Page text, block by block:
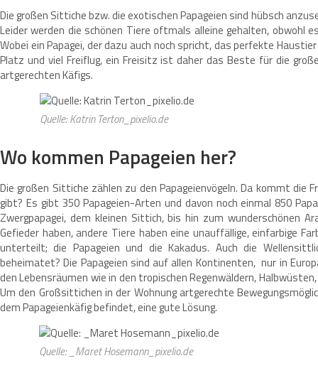
Die großen Sittiche bzw. die exotischen Papageien sind hübsch
Leider werden die schönen Tiere oftmals alleine gehalten, obwohl
Wobei ein Papagei, der dazu auch noch spricht, das perfekte
Platz und viel Freiflug, ein Freisitz ist daher das Beste für die
artgerechten Käfigs.
Quelle: Katrin Terton_pixelio.de
Wo kommen Papageien her?
Die großen Sittiche zählen zu den Papageienvögeln. Da kommt die
gibt? Es gibt 350 Papageien-Arten und davon noch einmal 850
Zwergpapagei, dem kleinen Sittich, bis hin zum wunderschönen
Gefieder haben, andere Tiere haben eine unauffällige, einfarbige
unterteilt; die Papageien und die Kakadus. Auch die
beheimatet? Die Papageien sind auf allen Kontinenten, nur in
den Lebensräumen wie in den tropischen Regenwäldern,
Um den Großsittichen in der Wohnung artgerechte
dem Papageienkäfig befindet, eine gute Lösung.
Quelle: _Maret Hosemann_pixelio.de